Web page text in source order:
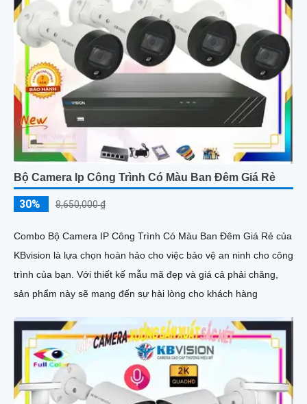
Bộ Camera Ip Công Trình Có Màu Ban Đêm Giá Rẻ
30% 8,650,000 ₫
Combo Bộ Camera IP Công Trình Có Màu Ban Đêm Giá Rẻ của
KBvision là lựa chọn hoàn hảo cho việc bảo vệ an ninh cho công
trình của bạn. Với thiết kế mẫu mã đẹp và giá cả phải chăng,
sản phẩm này sẽ mang đến sự hài lòng cho khách hàng